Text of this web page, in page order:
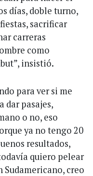
días, doble turno,
sacrificar
carreras
como
insistió.
para ver si me
dar pasajes,
o no, eso
ya no tengo 20
resultados,
quiero pelear
creo